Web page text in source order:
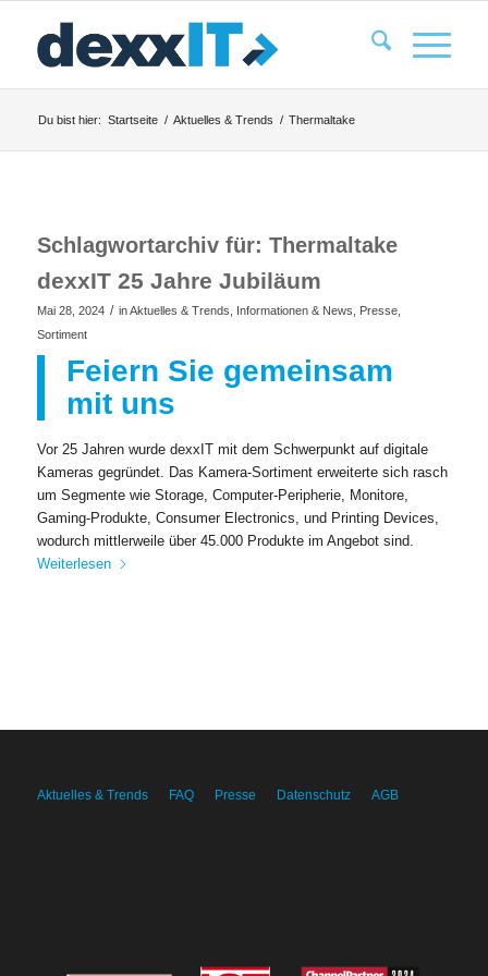
Du bist hier: Startseite / Aktuelles & Trends / Thermaltake
Schlagwortarchiv für: Thermaltake
dexxIT 25 Jahre Jubiläum
Mai 28, 2024 / inAktuelles & Trends Informationen & News Presse,
Sortiment
Feiern Sie gemeinsam
mit uns
Vor 25 Jahren wurde dexxIT mit dem Schwerpunkt auf digitale
Kameras gegründet. Das Kamera-Sortiment erweiterte sich rasch
um Segmente wie Storage, Computer-Peripherie, Monitore,
Gaming-Produkte, Consumer Electronics, und Printing Devices,
wodurch mittlerweile über 45.000 Produkte im Angebot sind.
Weiterlesen
Aktuelles & Trends FAQ Presse Datenschutz AGB